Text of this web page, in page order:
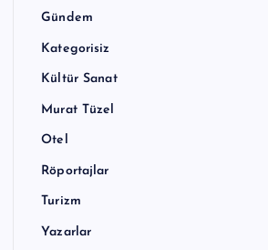
Gündem
Kategorisiz
Kültür Sanat
Murat Tüzel
Otel
Röportajlar
Turizm
Yazarlar